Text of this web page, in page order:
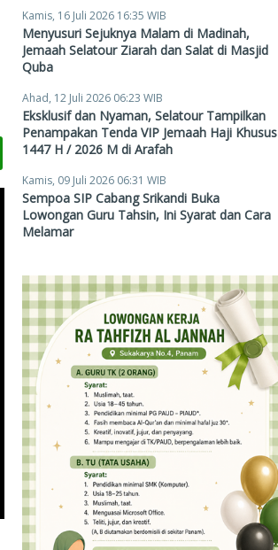
Mulai Rp38,4 Juta
Kamis, 16 Juli 2026 16:35 WIB
Menyusuri Sejuknya Malam di Madinah,
Jemaah Selatour Ziarah dan Salat di Masjid
Quba
Ahad, 12 Juli 2026 06:23 WIB
Eksklusif dan Nyaman, Selatour Tampilkan
Penampakan Tenda VIP Jemaah Haji Khusus
1447 H / 2026 M di Arafah
Kamis, 09 Juli 2026 06:31 WIB
Sempoa SIP Cabang Srikandi Buka
Lowongan Guru Tahsin, Ini Syarat dan Cara
Melamar